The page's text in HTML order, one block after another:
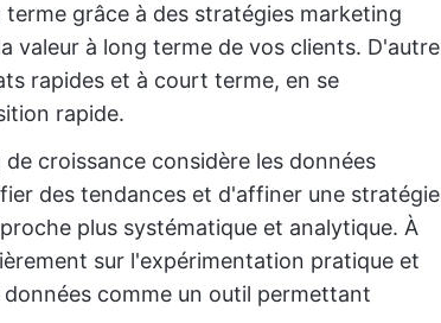
grâce à des stratégies marketing
valeur à long terme de vos clients. D'autre
rapides et à court terme, en se
rapide.
croissance considère les données
des tendances et d'affiner une stratégie
plus systématique et analytique. À
sur l'expérimentation pratique et
comme un outil permettant